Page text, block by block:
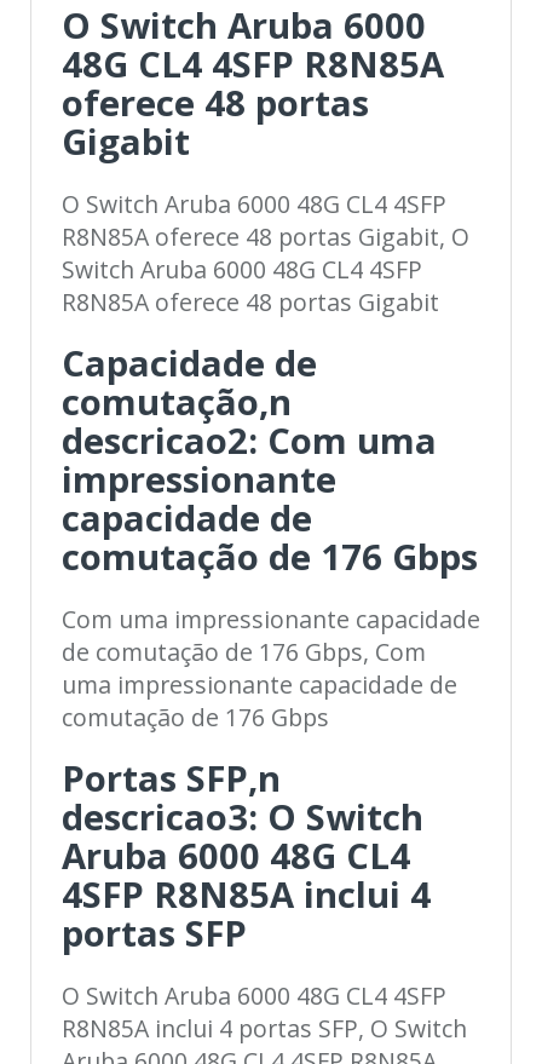
O Switch Aruba 6000
48G CL4 4SFP R8N85A
oferece 48 portas
Gigabit
O Switch Aruba 6000 48G CL4 4SFP
R8N85A oferece 48 portas Gigabit, O
Switch Aruba 6000 48G CL4 4SFP
R8N85A oferece 48 portas Gigabit
Capacidade de
comutação,n
descricao2: Com uma
impressionante
capacidade de
comutação de 176 Gbps
Com uma impressionante capacidade
de comutação de 176 Gbps, Com
uma impressionante capacidade de
comutação de 176 Gbps
Portas SFP,n
descricao3: O Switch
Aruba 6000 48G CL4
4SFP R8N85A inclui 4
portas SFP
O Switch Aruba 6000 48G CL4 4SFP
R8N85A inclui 4 portas SFP, O Switch